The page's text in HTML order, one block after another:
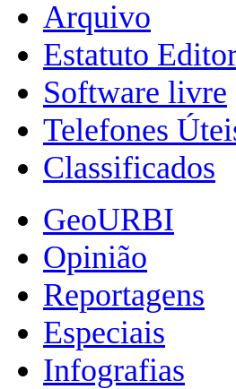
Arquivo
Estatuto
Software livre
Telefones
Classificados
GeoURBI
Opinião
Reportagens
Especiais
Infografias